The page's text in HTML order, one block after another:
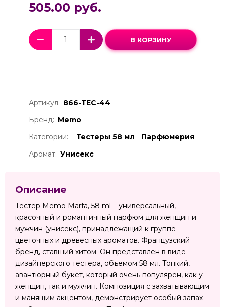
505.00 руб.
В КОРЗИНУ
Артикул: 866-ТЕС-44
Бренд: Memo
Категории:
Тестеры 58 мл
Парфюмерия
Аромат: Унисекс
Описание
Тестер Memo Marfa, 58 ml – универсальный,
красочный и романтичный парфюм для женщин и
мужчин (унисекс), принадлежащий к группе
цветочных и древесных ароматов. Французский
бренд, ставший хитом. Он представлен в виде
дизайнерского тестера, объемом 58 мл. Тонкий,
авантюрный букет, который очень популярен, как у
женщин, так и мужчин. Композиция с захватывающим
и манящим акцентом, демонстрирует особый запах